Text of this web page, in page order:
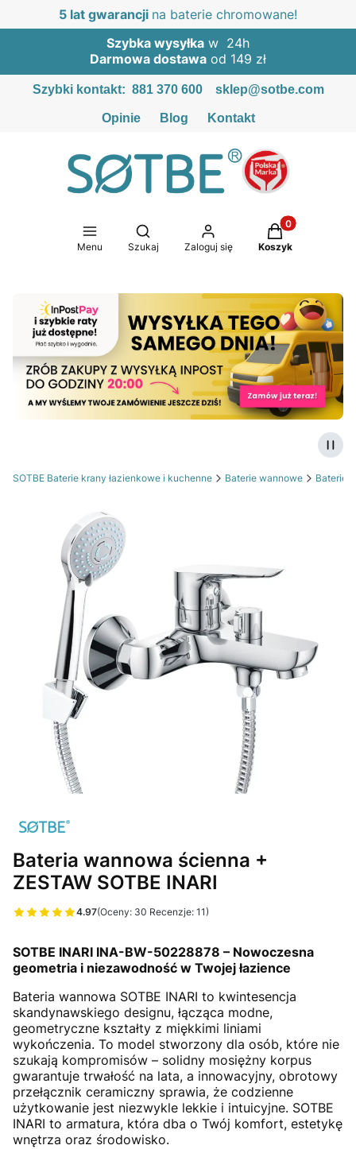
5 lat gwarancji na baterie chromowane!
Szybka wysyłka w 24h
Darmowa dostawa od 149 zł
Szybki kontakt: 881 370 600 sklep@sotbe.com
Opinie Blog Kontakt
Menu
Otwórz wyszukiwarkę
Szukaj Zaloguj się
Produkty w
Koszyk
SOTBE Baterie krany łazienkowe i kuchenne Baterie wannowe
Bateria wannowa ścienna +
ZESTAW SOTBE INARI
4.97(Oceny: 30 Recenzje: 11)
Przejdź do sekcji Opinie
SOTBE INARI INA-BW-50228878 – Nowoczesna
geometria i niezawodność w Twojej łazience
Bateria wannowa SOTBE INARI to kwintesencja
skandynawskiego designu, łącząca modne,
geometryczne kształty z miękkimi liniami
wykończenia. To model stworzony dla osób, które nie
szukają kompromisów – solidny mosiężny korpus
gwarantuje trwałość na lata, a innowacyjny, obrotowy
przełącznik ceramiczny sprawia, że codzienne
użytkowanie jest niezwykle lekkie i intuicyjne. SOTBE
INARI to armatura, która dba o Twój komfort, estetykę
wnętrza oraz środowisko.